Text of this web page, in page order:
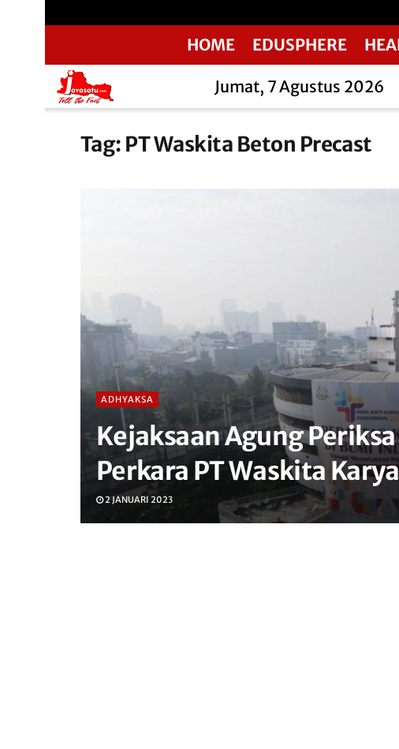
HOME EDUSPHERE
Jumat, 7 Agustus 2026
Tag: PT Waskita Beton Precast
ADHYAKSA
Kejaksaan Agung
Perkara PT Waskita Karya
2 JANUARI 2023